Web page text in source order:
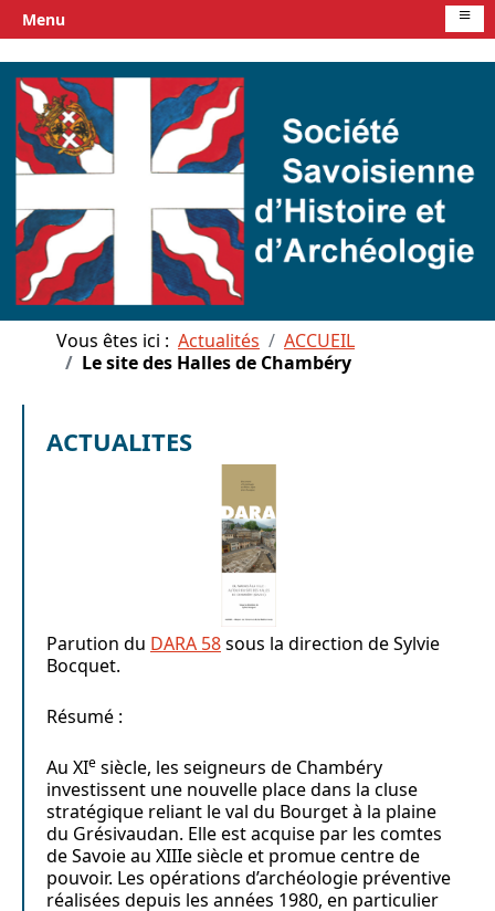
Vous êtes ici : Actualités
ACCUEIL
Le site des Halles de Chambéry
ACTUALITES
Parution du DARA 58sous la direction de Sylvie
Bocquet.
Résumé :
Au XIe siècle, les seigneurs de Chambéry
investissent une nouvelle place dans la cluse
stratégique reliant le val du Bourget à la plaine
du Grésivaudan. Elle est acquise par les comtes
de Savoie au XIIIe siècle et promue centre de
pouvoir. Les opérations d’archéologie préventive
réalisées depuis les années 1980, en particulier
Menu ≡